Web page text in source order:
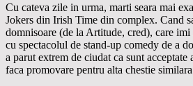
Cu cateva zile in urma, marti seara mai
Jokers din Irish Time din complex. Cand
domnisoare (de la Artitude, cred), care
cu spectacolul de stand-up comedy de a
a parut extrem de ciudat ca sunt
faca promovare pentru alta chestie